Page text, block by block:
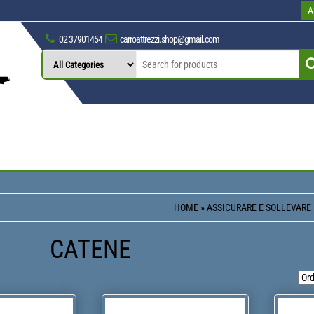
02 37901454 carroattrezzi.shop@gmail.com
HOME »ASSICURARE E SOLLEVARE
CATENE